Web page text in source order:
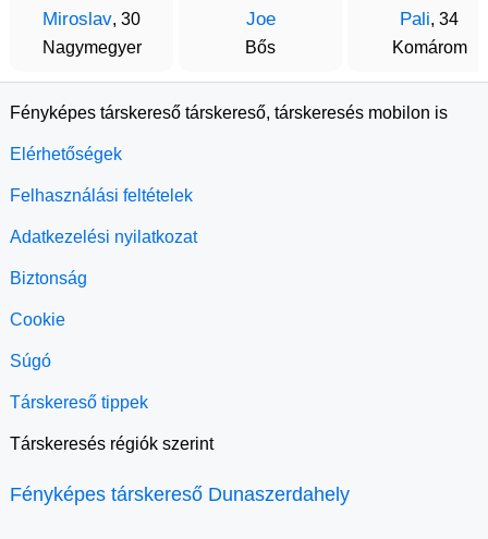
Miroslav, 30
Nagymegyer
Joe
Bős
Pali, 34
Komárom
Fényképes társkereső társkereső, társkeresés mobilon is
Elérhetőségek
Felhasználási feltételek
Adatkezelési nyilatkozat
Biztonság
Cookie
Súgó
Társkereső tippek
Társkeresés régiók szerint
Fényképes társkereső Dunaszerdahely